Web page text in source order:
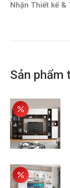
Nhận Thiết kế
Sản phẩm